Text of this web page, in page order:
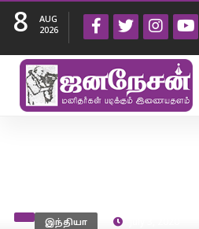
8
AUG
2026
இந்தியா